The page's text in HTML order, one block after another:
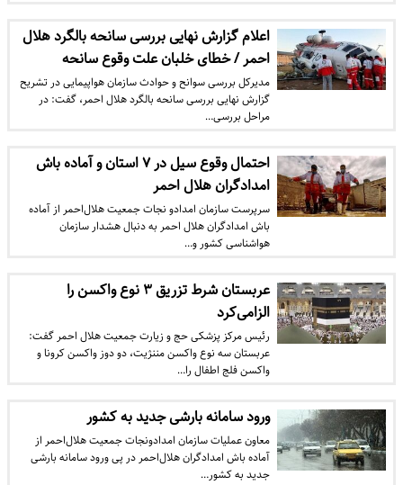
اعلام گزارش نهایی بررسی سانحه بالگرد هلال
احمر / خطای خلبان علت وقوع سانحه
مدیرکل بررسی سوانح و حوادث سازمان هواپیمایی در تشریح
گزارش نهایی بررسی سانحه بالگرد هلال احمر، گفت: در
مراحل بررسی…
احتمال وقوع سیل در ۷ استان و آماده باش
امدادگران هلال احمر
سرپرست سازمان امدادو نجات جمعیت هلال‌احمر از آماده
باش امدادگران هلال احمر به دنبال هشدار سازمان
هواشناسی کشور و…
عربستان شرط تزریق ۳ نوع واکسن را
الزامی‌کرد
رئیس مرکز پزشکی حج و زیارت جمعیت هلال احمر گفت:
عربستان سه نوع واکسن مننژیت، دو دوز واکسن کرونا و
واکسن فلج اطفال را…
ورود سامانه بارشی جدید به کشور
معاون عملیات سازمان امدادونجات جمعیت هلال‌احمر از
آماده‌ باش امدادگران هلال‌احمر در پی ورود سامانه بارشی
جدید به کشور…